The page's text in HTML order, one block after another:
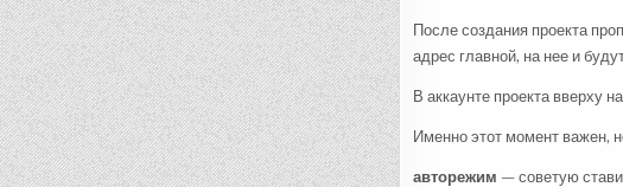
После создания проекта
адрес главной, на нее и
В аккаунте проекта вверху
Именно этот момент важен,
авторежим — советую